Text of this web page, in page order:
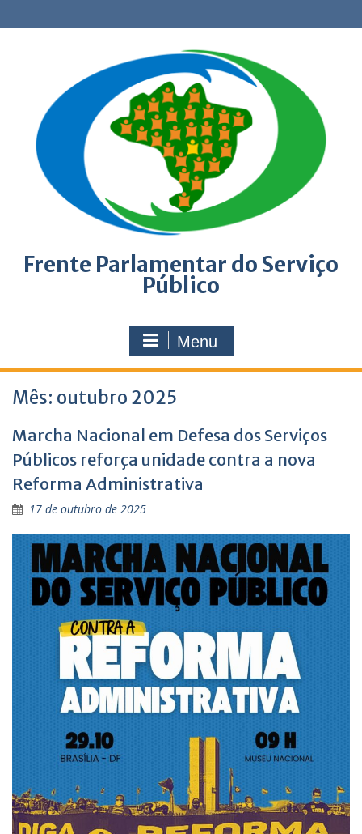
to
Frente Parlamentar do Serviço
Público
Menu
Mês: outubro 2025
Marcha Nacional em Defesa dos Serviços
Públicos reforça unidade contra a nova
Reforma Administrativa
17 de outubro de 2025